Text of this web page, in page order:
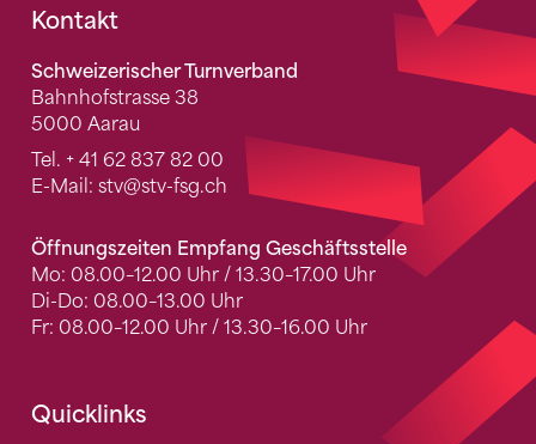
Fusszeile
Kontakt
Schweizerischer Turnverband
Bahnhofstrasse 38
5000 Aarau
Tel. + 41 62 837 82 00
E-Mail: stv@stv-fsg.ch
Öffnungszeiten Empfang Geschäftsstelle
Mo: 08.00–12.00 Uhr / 13.30–17.00 Uhr
Di-Do: 08.00–13.00 Uhr
Fr: 08.00–12.00 Uhr / 13.30–16.00 Uhr
Quicklinks